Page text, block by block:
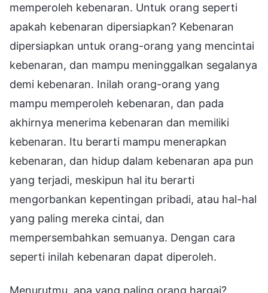
memperoleh kebenaran. Untuk orang seperti
apakah kebenaran dipersiapkan? Kebenaran
dipersiapkan untuk orang-orang yang mencintai
kebenaran, dan mampu meninggalkan segalanya
demi kebenaran. Inilah orang-orang yang
mampu memperoleh kebenaran, dan pada
akhirnya menerima kebenaran dan memiliki
kebenaran. Itu berarti mampu menerapkan
kebenaran, dan hidup dalam kebenaran apa pun
yang terjadi, meskipun hal itu berarti
mengorbankan kepentingan pribadi, atau hal-hal
yang paling mereka cintai, dan
mempersembahkan semuanya. Dengan cara
seperti inilah kebenaran dapat diperoleh.
Menurutmu, apa yang paling orang hargai?